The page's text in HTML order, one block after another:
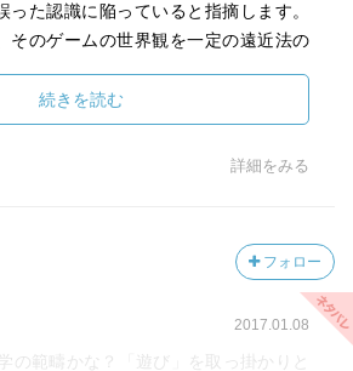
った認識に陥っていると指摘します。
そのゲームの世界観を一定の遠近法の
、ゲームの世界で展開される、育児や
といった個々の場面を構成する項とし
されています。現代の特異な事件を引
、現実と虚構を混同させるテレビゲー
が正常に機能しない現代の社会の病理
ないと著者は主張します。
る話題はかなり古いものですが、「遊
の考察をもとにていねいにこれらの事
続きを読む
詳細をみる
フォロー
2017.01.08
の範疇かな？「遊び」を取っ掛かりと